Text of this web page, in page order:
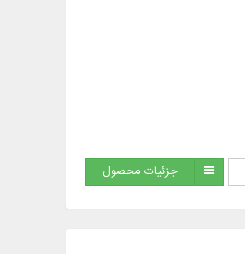
جزئیات محصول